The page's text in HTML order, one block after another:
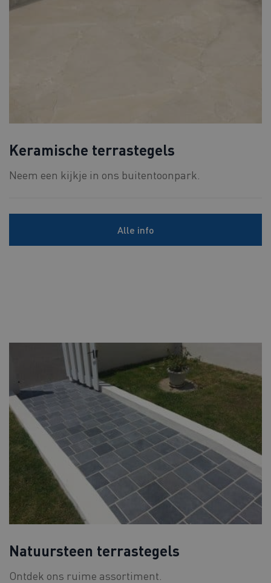
Keramische terrastegels
Neem een kijkje in ons buitentoonpark.
Alle info
Natuursteen terrastegels
Ontdek ons ruime assortiment.